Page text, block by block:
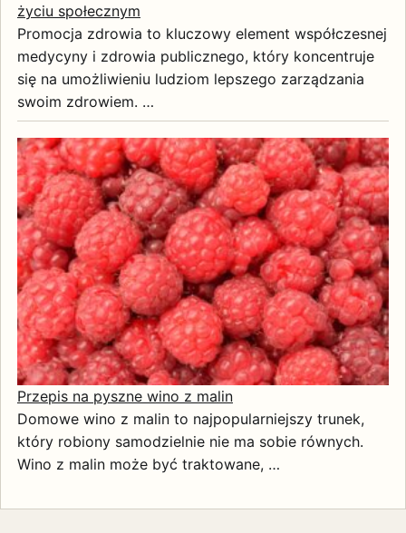
życiu społecznym
Promocja zdrowia to kluczowy element współczesnej
medycyny i zdrowia publicznego, który koncentruje
się na umożliwieniu ludziom lepszego zarządzania
swoim zdrowiem. …
Przepis na pyszne wino z malin
Domowe wino z malin to najpopularniejszy trunek,
który robiony samodzielnie nie ma sobie równych.
Wino z malin może być traktowane, …